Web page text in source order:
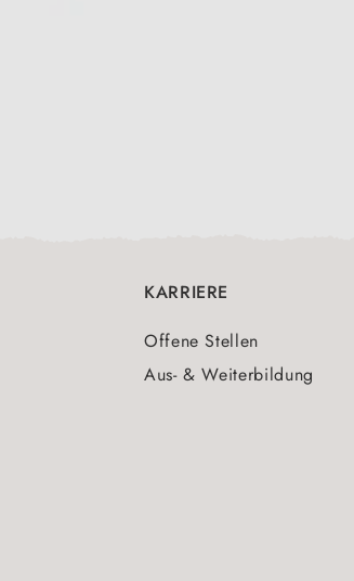
KARRIERE
Offene Stellen
Aus- & Weiterbildung